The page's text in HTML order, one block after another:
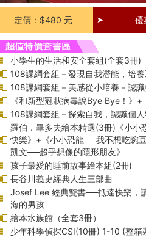
定價：$480 元 優
小學生的生活和安全套組(全套3冊)
108課綱套組－發現自我潛能，培
108課綱套組－美感從小培養－認
《和新型冠狀病毒說Bye Bye！》
108課綱套組－探索自我，認識個
羅伯．畢多夫繪本精選(3冊)《小小
快樂》+《小小恐龍──我不想吃豌
凱文──超乎想像的隱形朋友》
孩子最愛的睡前故事繪本組(2冊)
長谷川義史經典人生三部曲
Josef Lee 經典雙書──抵達快樂，
海的男孩
繪本水族館（全套3冊）
少年科學偵探CSI(10冊) 1-10 (整箱